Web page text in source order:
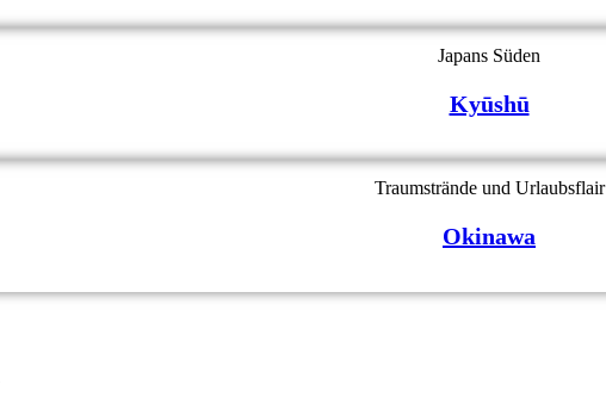
Japans Süden
Kyūshū
Traumstrände und Urlaubsflair
Okinawa